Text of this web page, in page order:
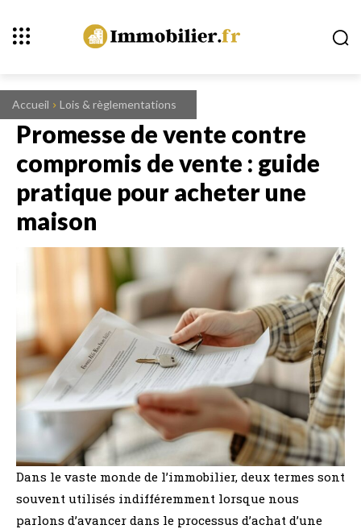
Accueil Lois & règlementations
Promesse de vente contre
compromis de vente : guide
pratique pour acheter une
maison
Dans le vaste monde de l’immobilier, deux termes sont
souvent utilisés indifféremment lorsque nous
parlons d’avancer dans le processus d’achat d’une